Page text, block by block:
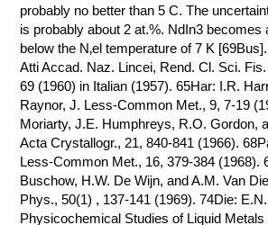
КОНТАКТЫ
probably no better than 5 C. The
is probably about 2 at.%. NdIn3 becomes
below the N‚el temperature of 7 K
Atti Accad. Naz. Lincei, Rend. Cl. Sci.
69 (1960) in Italian (1957). 65Har: I.R.
Raynor, J. Less-Common Met., 9, 7-19
Moriarty, J.E. Humphreys, R.O. Gordon,
Acta Crystallogr., 21, 840-841 (1966).
Less-Common Met., 16, 379-384 (1968).
Buschow, H.W. De Wijn, and A.M. Van
Phys., 50(1) , 137-141 (1969). 74Die:
Physicochemical Studies of Liquid Metals